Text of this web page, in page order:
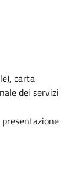
carta
dei servizi